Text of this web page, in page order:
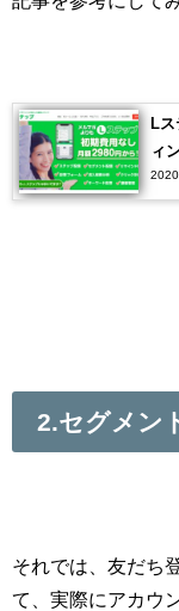
L
ィ
2.セグメン
それでは、友だち
て、実際にアカウ